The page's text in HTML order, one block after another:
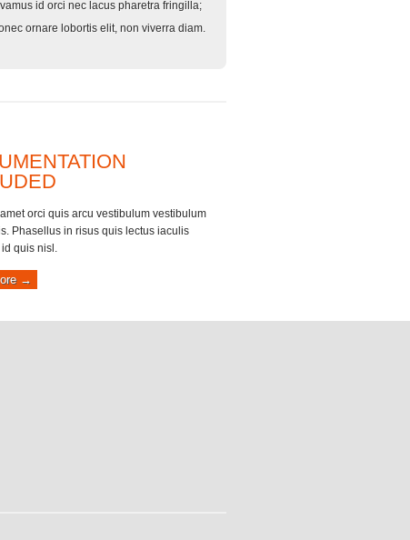
id orci nec lacus pharetra fringilla;
ornare lobortis elit, non viverra diam.
orci quis arcu vestibulum vestibulum
Phasellus in risus quis lectus iaculis
quis nisl.
→